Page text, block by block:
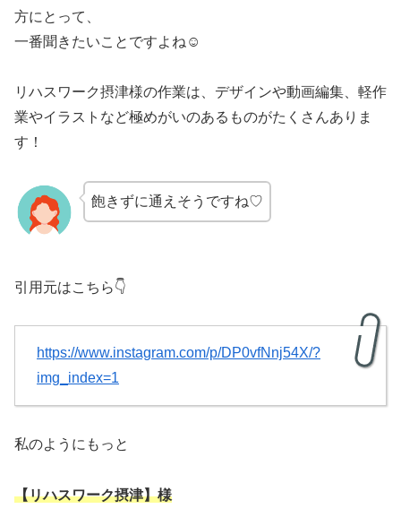
方にとって、
一番聞きたいことですよね☺
リハスワーク摂津様の作業は、デザインや動画編集、軽作
業やイラストなど極めがいのあるものがたくさんありま
す！
飽きずに通えそうですね♡
引用元はこちら👇
https://www.instagram.com/p/DP0vfNnj54X/?
img_index=1
私のようにもっと
【リハスワーク摂津】様